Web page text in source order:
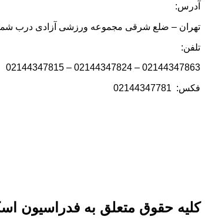
آدرس:
تهران – ضلع شرقی مجموعه ورزشی آزادی درب
تلفن:
02144347863 – 02144347824 – 02144347815
فکس: 02144347781
کلیه حقوق متعلق به فدراسیون